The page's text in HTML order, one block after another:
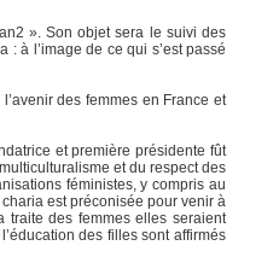
». Son objet sera le suivi des
à l’image de ce qui s’est passé
des femmes en France et
et première présidente fût
et du respect des
féministes, y compris au
est préconisée pour venir à
traite des femmes elles seraient
des filles sont affirmés